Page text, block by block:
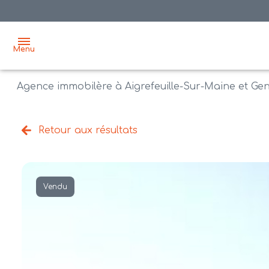
Menu
acheter
biens
vente
agences
Agence immobilère à Aigrefeuille-Sur-Maine et
Retour aux résultats
Vendu